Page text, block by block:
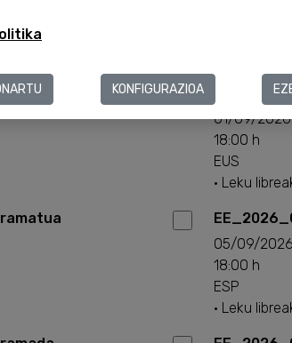
01/09/2026
18:00 h
EUS
· Leku
05/09/2026
18:00 h
ESP
· Leku
KONFIGURAZIOA